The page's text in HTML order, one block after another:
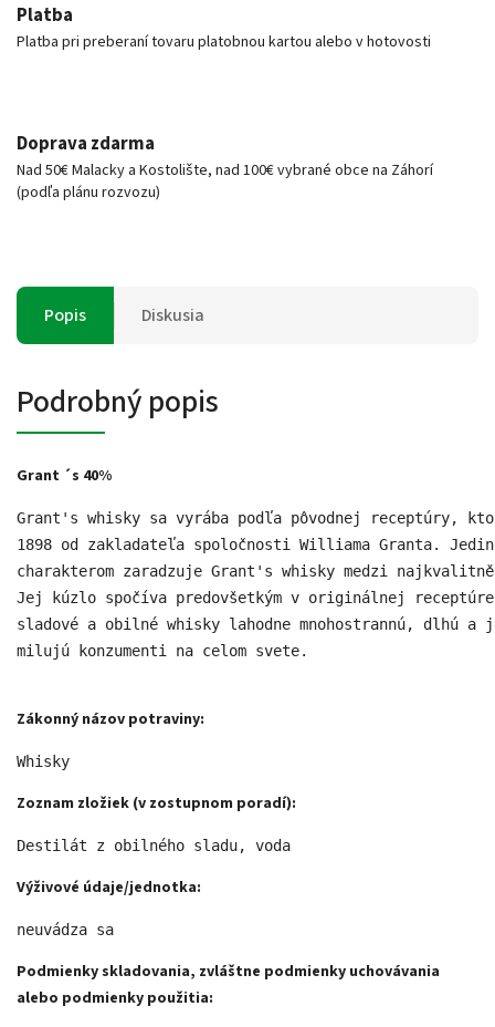
Platba
Platba pri preberaní tovaru platobnou kartou alebo v hotovosti
Doprava zdarma
Nad 50€ Malacky a Kostolište, nad 100€ vybrané obce na Záhorí
(podľa plánu rozvozu)
Popis Diskusia
Podrobný popis
Grant ´s 40%
Grant's whisky sa vyrába podľa pôvodnej receptúry,
1898 od zakladateľa spoločnosti Williama Granta.
charakterom zaradzuje Grant's whisky medzi
Jej kúzlo spočíva predovšetkým v originálnej
sladové a obilné whisky lahodne mnohostrannú, dlhú
milujú konzumenti na celom svete.
Zákonný názov potraviny:
Whisky
Zoznam zložiek (v zostupnom poradí):
Destilát z obilného sladu, voda
Výživové údaje/jednotka:
neuvádza sa
Podmienky skladovania, zvláštne podmienky uchovávania
alebo podmienky použitia: